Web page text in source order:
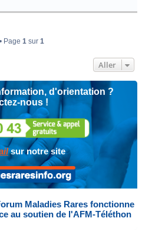
Page 1sur 1
Aller
d'orientation ?
nous !
sur notre site
Maladies Rares fonctionne
au soutien de l'AFM-Téléthon